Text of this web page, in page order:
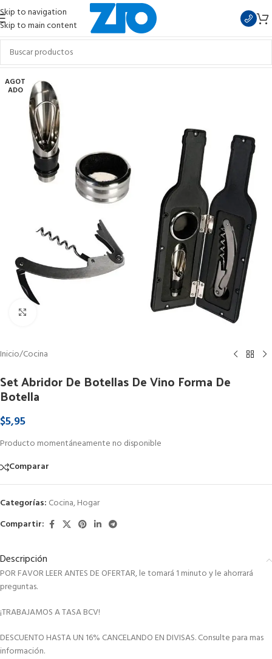
Skip to navigation
Skip to main content
AGOT
ADO
Inicio/Cocina
Set Abridor De Botellas De Vino Forma De
Botella
$5,95
Producto momentáneamente no disponible
Comparar
Categorías: Cocina,Hogar
Compartir:
Descripción
POR FAVOR LEER ANTES DE OFERTAR, le tomará 1 minuto y le ahorrará
preguntas.
¡TRABAJAMOS A TASA BCV!
DESCUENTO HASTA UN 16% CANCELANDO EN DIVISAS. Consulte para mas
información.